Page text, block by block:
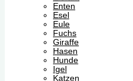
Enten
Esel
Eule
Fuchs
Giraffe
Hasen
Hunde
Igel
Katzen